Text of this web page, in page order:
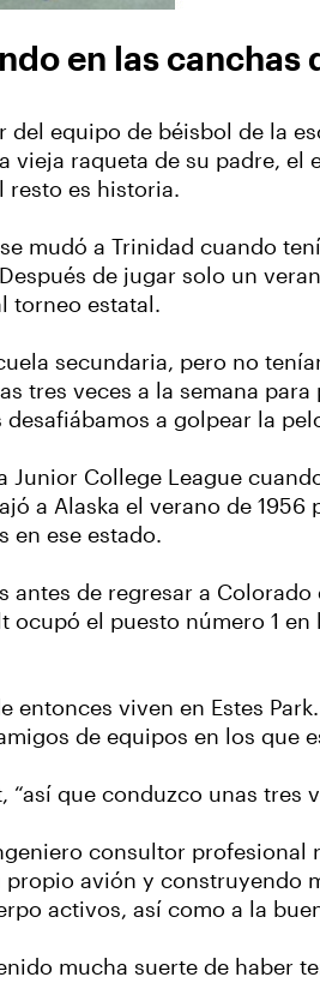
en las canchas
del equipo de béisbol de la
raqueta de su padre, el
resto es historia.
mudó a Trinidad cuando
de jugar solo un
torneo estatal.
secundaria, pero no
tres veces a la semana
a golpear la
College League
a Alaska el verano de
en ese estado.
antes de regresar a
ocupó el puesto número 1
entonces viven en Estes
de equipos en los que
“así que conduzco unas tres
consultor
avión y construyendo
activos, así como a la
mucha suerte de haber